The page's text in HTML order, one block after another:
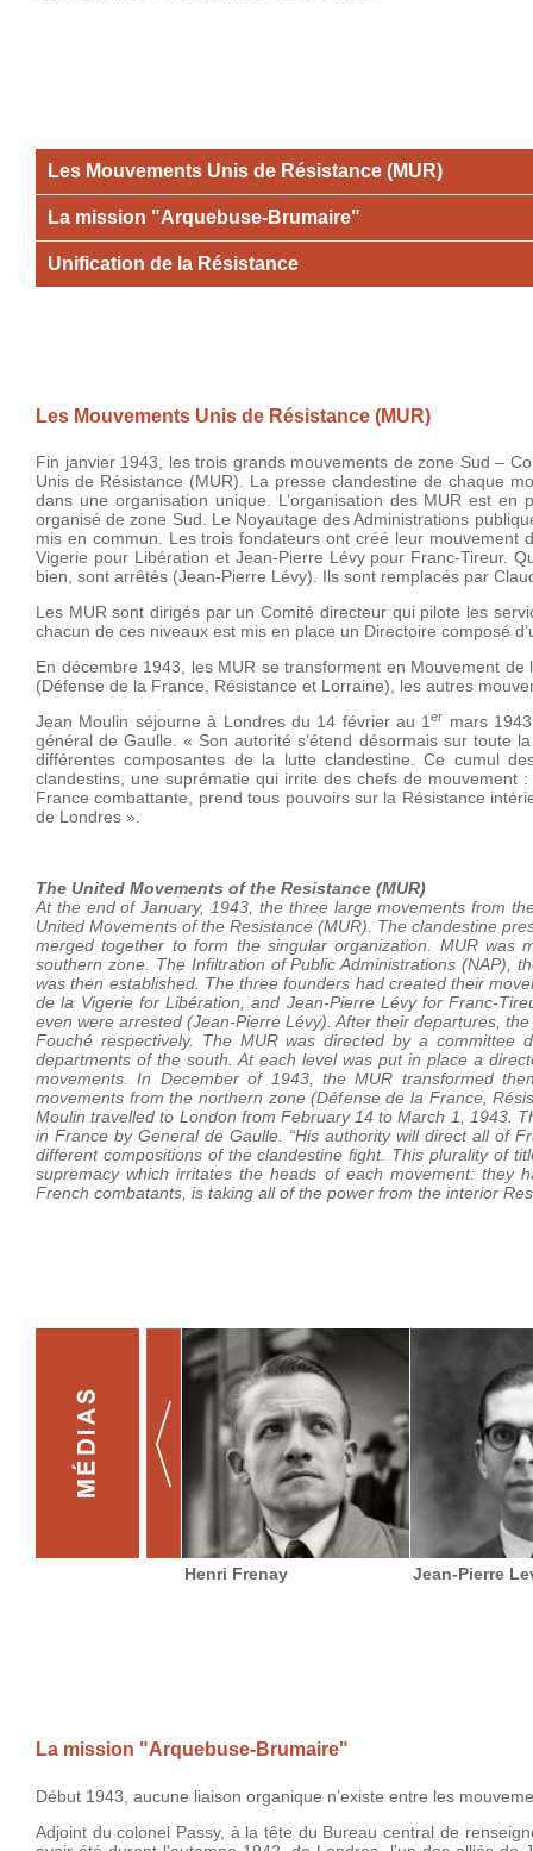
Les Mouvements Unis de Résistance (MUR)
La mission "Arquebuse-Brumaire"
Unification de la Résistance
Les Mouvements Unis de Résistance (MUR)
Fin janvier 1943, les trois grands mouvements de zone Sud –
Unis de Résistance (MUR). La presse clandestine de chaque
dans une organisation unique. L’organisation des MUR est
organisé de zone Sud. Le Noyautage des Administrations
mis en commun. Les trois fondateurs ont créé leur mouvement
Vigerie pour Libération et Jean-Pierre Lévy pour Franc-Tireur.
bien, sont arrêtés (Jean-Pierre Lévy). Ils sont remplacés par
Les MUR sont dirigés par un Comité directeur qui pilote les
chacun de ces niveaux est mis en place un Directoire composé
En décembre 1943, les MUR se transforment en Mouvement
(Défense de la France, Résistance et Lorraine), les autres
Jean Moulin séjourne à Londres du 14 février au 1er mars
général de Gaulle. « Son autorité s’étend désormais sur toute
différentes composantes de la lutte clandestine. Ce cumul
clandestins, une suprématie qui irrite des chefs de mouvement
France combattante, prend tous pouvoirs sur la Résistance
de Londres ».
The United Movements of the Resistance (MUR)
At the end of January, 1943, the three large movements from
United Movements of the Resistance (MUR). The clandestine
merged together to form the singular organization. MUR
southern zone. The Infiltration of Public Administrations (NAP),
was then established. The three founders had created their
de la Vigerie for Libération, and Jean-Pierre Lévy for Franc-
even were arrested (Jean-Pierre Lévy). After their departures,
Fouché respectively. The MUR was directed by a
departments of the south. At each level was put in place a
movements. In December of 1943, the MUR transformed
movements from the northern zone (Défense de la France,
Moulin travelled to London from February 14 to March 1, 1943.
in France by General de Gaulle. “His authority will direct all of
different compositions of the clandestine fight. This plurality of
supremacy which irritates the heads of each movement: they
French combatants, is taking all of the power from the interior
Henri Frenay Jean-Pierre
La mission "Arquebuse-Brumaire"
Début 1943, aucune liaison organique n’existe entre les
Adjoint du colonel Passy, à la tête du Bureau central de